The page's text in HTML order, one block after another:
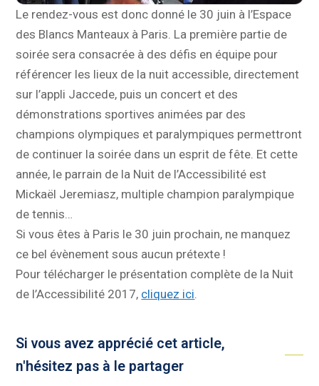
Le rendez-vous est donc donné le 30 juin à l’Espace
des Blancs Manteaux à Paris. La première partie de
soirée sera consacrée à des défis en équipe pour
référencer les lieux de la nuit accessible, directement
sur l’appli Jaccede, puis un concert et des
démonstrations sportives animées par des
champions olympiques et paralympiques permettront
de continuer la soirée dans un esprit de fête. Et cette
année, le parrain de la Nuit de l’Accessibilité est
Mickaël Jeremiasz, multiple champion paralympique
de tennis…
Si vous êtes à Paris le 30 juin prochain, ne manquez
ce bel évènement sous aucun prétexte !
Pour télécharger le présentation complète de la Nuit
de l’Accessibilité 2017, cliquez ici.
Si vous avez apprécié cet article,
n'hésitez pas à le partager